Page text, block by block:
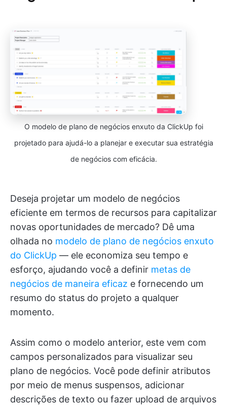
O modelo de plano de negócios enxuto da ClickUp foi
projetado para ajudá-lo a planejar e executar sua estratégia
de negócios com eficácia.
Deseja projetar um modelo de negócios
eficiente em termos de recursos para capitalizar
novas oportunidades de mercado? Dê uma
olhada no modelo de plano de negócios enxuto
do ClickUp — ele economiza seu tempo e
esforço, ajudando você a definir metas de
negócios de maneira eficaz e fornecendo um
resumo do status do projeto a qualquer
momento.
Assim como o modelo anterior, este vem com
campos personalizados para visualizar seu
plano de negócios. Você pode definir atributos
por meio de menus suspensos, adicionar
descrições de texto ou fazer upload de arquivos